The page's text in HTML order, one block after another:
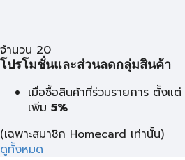
จำนวน 20
โปรโมชั่นและส่วนลดกลุ่มสินค้า
เมื่อซื้อสินค้าที่ร่วมรายการ ตั้งแต่
เพิ่ม 5%
(เฉพาะสมาชิก Homecard เท่านั้น)
ดูทั้งหมด